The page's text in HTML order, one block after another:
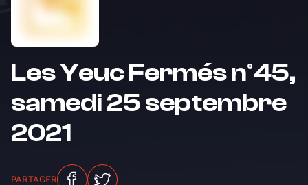
Les Yeuc Fermés n°45,
samedi 25 septembre
2021
PARTAGER